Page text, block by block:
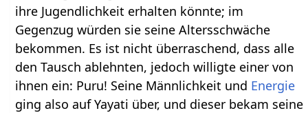
ihre Jugendlichkeit erhalten könnte; im
Gegenzug würden sie seine Altersschwäche
bekommen. Es ist nicht überraschend, dass alle
den Tausch ablehnten, jedoch willigte einer von
ihnen ein: Puru! Seine Männlichkeit und Energie
ging also auf Yayati über, und dieser bekam seine